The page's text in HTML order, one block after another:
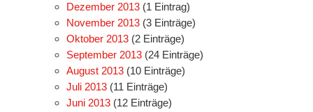
Dezember 2013 (1 Eintrag)
November 2013 (3 Einträge)
Oktober 2013 (2 Einträge)
September 2013 (24 Einträge)
August 2013 (10 Einträge)
Juli 2013 (11 Einträge)
Juni 2013 (12 Einträge)